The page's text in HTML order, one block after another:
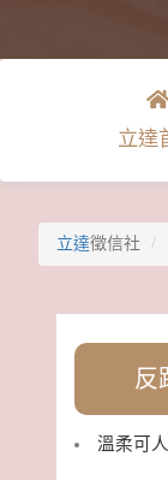
立達
立達徵信社
反
溫柔可